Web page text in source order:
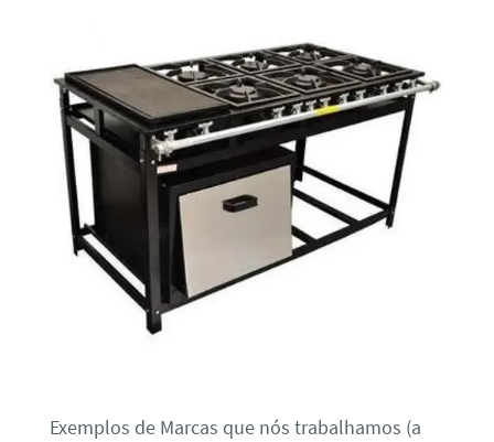
Exemplos de Marcas que nós trabalhamos (a